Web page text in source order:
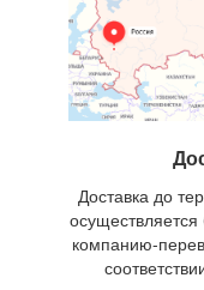
Доставка до
компанию-